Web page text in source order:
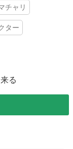
チャリ
ター
る